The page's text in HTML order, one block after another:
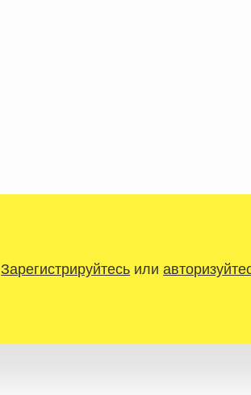
Зарегистрируйтесьили